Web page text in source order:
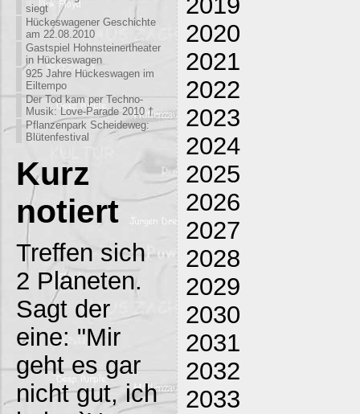
siegt
Hückeswagener Geschichte
am 22.08.2010
Gastspiel Hohnsteinertheater
in Hückeswagen
925 Jahre Hückeswagen im
Eiltempo
Der Tod kam per Techno-
Musik: Love-Parade 2010 †
Pflanzenpark Scheideweg:
Blütenfestival
Kurz
notiert
Treffen sich
2 Planeten.
Sagt der
eine: "Mir
geht es gar
nicht gut, ich
2020
2021
2022
2023
2024
2025
2026
2027
2028
2029
2030
2031
2032
2033